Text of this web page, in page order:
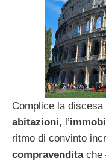
Complice la
abitazioni, l’
ritmo di convinto
compravenditache